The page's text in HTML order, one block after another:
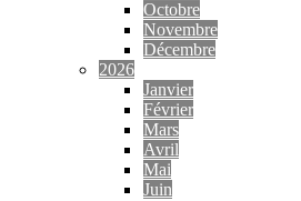
Octobre
Novembre
Décembre
2026
Janvier
Février
Mars
Avril
Mai
Juin